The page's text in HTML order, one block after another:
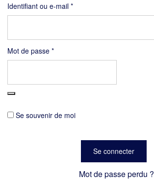
Identifiant ou e-mail *Obligatoire
Mot de passe *Obligatoire
Se souvenir de moi
Se connecter
Mot de passe perdu ?